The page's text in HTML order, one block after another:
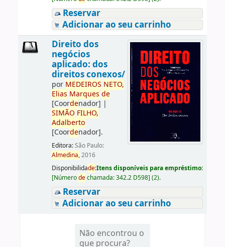
Reservar
Adicionar ao seu carrinho
Direito dos
negócios
aplicado: dos
direitos conexos/
por MEDEIROS NETO,
Elias Marques de
[Coordenador] |
SIMÃO FILHO,
Adalberto
[Coordenador].
Editora:São Paulo:
Almedina,2016
Disponibilidade:Itens disponíveis para empréstimo:
[Númerodechamada:342.2 D598] (2).
Reservar
Adicionar ao seu carrinho
Não encontrou o
que procura?